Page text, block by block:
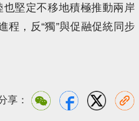
也堅定不移地積極推動兩岸
程，反“獨”與促融促統同步
享：